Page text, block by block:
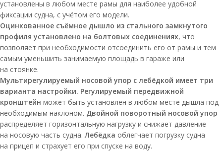
установлены в любом месте рамы для наиболее удобной
фиксации судна, с учётом его модели.
Оцинкованное съёмное дышло из стального замкнутого
профиля установлено на болтовых соединениях, что
позволяет при необходимости отсоединить его от рамы и тем
самым уменьшить занимаемую площадь в гараже или
на стоянке.
Мультирегулируемый носовой упор с лебёдкой имеет три
варианта настройки. Регулируемый передвижной
кронштейн может быть установлен в любом месте дышла под
необходимым наклоном. Двойной поворотный носовой упор
распределяет горизонтальную нагрузку и снижает давление
на носовую часть судна. Лебёдка облегчает погрузку судна
на прицеп и страхует его при спуске на воду.